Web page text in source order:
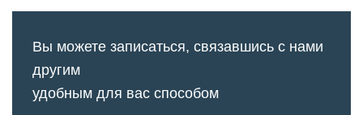
Вы можете записаться, связавшись с нами
другим
удобным для вас способом